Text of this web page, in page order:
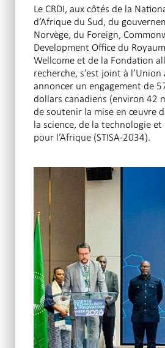
Le CRDI, aux côtés de la
d’Afrique du Sud, du
Norvège, du Foreign,
Development Office du
Wellcome et de la Fondation
recherche, s’est joint à
annoncer un engagement de
dollars canadiens (environ 42
de soutenir la mise en œuvre
la science, de la technologie et
pour l’Afrique (STISA-2034).